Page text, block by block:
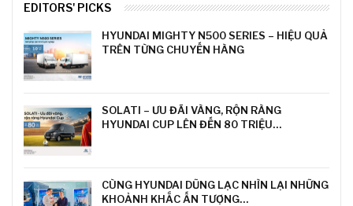
EDITORS' PICKS
HYUNDAI MIGHTY N500 SERIES – HIỆU QUẢ
TRÊN TỪNG CHUYẾN HÀNG
SOLATI – ƯU ĐÃI VÀNG, RỘN RÀNG
HYUNDAI CUP LÊN ĐẾN 80 TRIỆU…
CÙNG HYUNDAI DŨNG LẠC NHÌN LẠI NHỮNG
KHOẢNH KHẮC ẤN TƯỢNG…